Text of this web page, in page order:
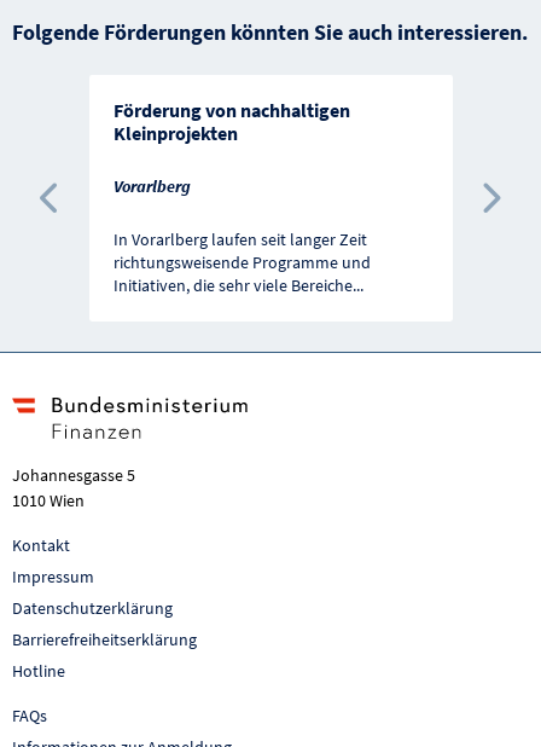
Folgende Förderungen könnten Sie auch interessieren.
Förderung von nachhaltigen
Kleinprojekten
Vorarlberg
In Vorarlberg laufen seit langer Zeit
richtungsweisende Programme und
Initiativen, die sehr viele Bereiche...
Vorherige Förderung
Johannesgasse 5
1010 Wien
Kontakt
Impressum
Datenschutzerklärung
Barrierefreiheitserklärung
Hotline
FAQs